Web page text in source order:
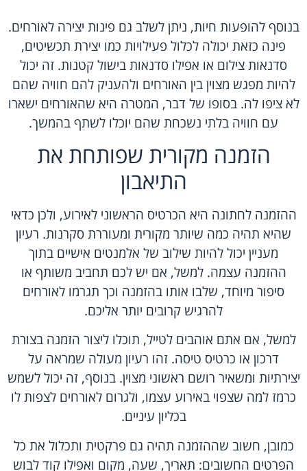
בנוסף להופעות חיות, ניתן לשלב גם פינות יצירה לאורחים.
פינה כזאת יכולה לכלול פעילויות כמו יצירת תכשיטים,
סדנאות צילום או אפילו סדנאות בישול קטנות. זה יכול
להיות מפגש מצוין בין האורחים ולהעניק להם חוויה שהם
לא ציפו לה. בסופו של דבר, המטרה היא שהאורחים ישארו
עם חוויה בלתי נשכחת שהם יוכלו לשתף בהמשך.
הזמנה מקורית שפותחת את
התיאבון
ההזמנה לחתונה היא הכרטיס הראשוני לאירוע, ולכן כדאי
שהיא תהיה כמה שיותר מקורית ומעוררת סקרנות. רעיון
מעניין יכול להיות שילוב של אלמנטים אישיים בתוך
ההזמנה עצמה. למשל, אם יש לכם תחביב משותף או
סיפור מיוחד, שלבו אותו בהזמנה וכך תגרמו לאורחים
להרגיש קרובים יותר אליכם.
למשל, אם אתם אוהבים לטייל, תוכלו ליצור הזמנה בצורת
דרכון או כרטיס טיסה. זהו רעיון מעולה שמראה על
יצירתיות ומשאיר רושם ראשוני מצוין. בנוסף, זה יכול לשמש
כרמז למה שצפוי באירוע עצמו, ולגרום לאורחים לצפות לו
בכליון עיניים.
כמובן, חשוב שההזמנה תהיה גם פרקטית ותכלול את כל
הפרטים החשובים: תאריך, שעה, מקום ואפילו קוד לבוש